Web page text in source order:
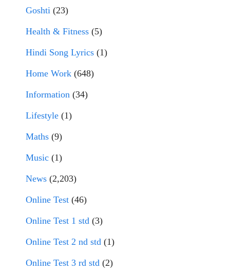
Goshti (23)
Health & Fitness (5)
Hindi Song Lyrics (1)
Home Work (648)
Information (34)
Lifestyle (1)
Maths (9)
Music (1)
News (2,203)
Online Test (46)
Online Test 1 std (3)
Online Test 2 nd std (1)
Online Test 3 rd std (2)